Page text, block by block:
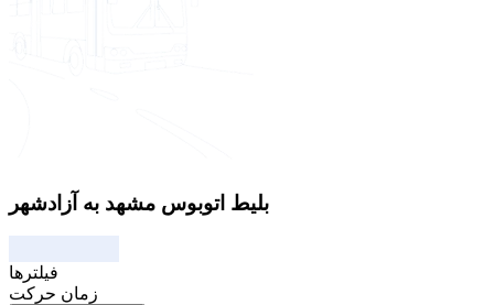
بلیط اتوبوس مشهد به آزادشهر
فیلترها
زمان حرکت